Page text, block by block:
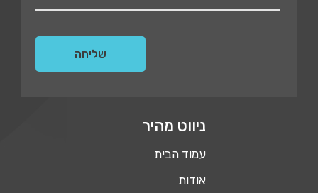
ניווט מהיר
עמוד הבית
אודות